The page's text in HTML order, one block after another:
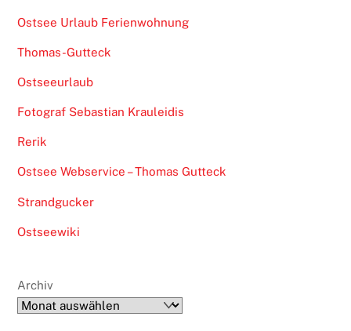
Ostsee Urlaub Ferienwohnung
Thomas-Gutteck
Ostseeurlaub
Fotograf Sebastian Krauleidis
Rerik
Ostsee Webservice – Thomas Gutteck
Strandgucker
Ostseewiki
Archiv